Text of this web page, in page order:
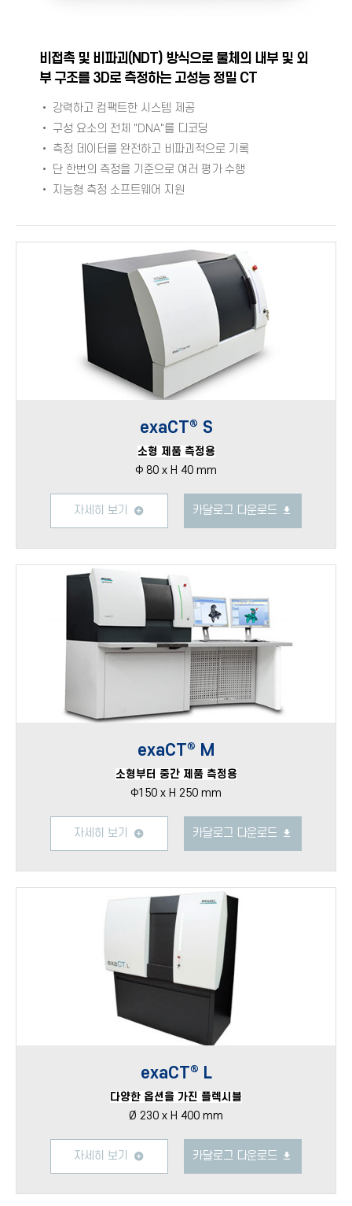
비접촉 및 비파괴(NDT) 방식으로 물체의 내부 및 외
부 구조를 3D로 측정하는 고성능 정밀 CT
• 강력하고 컴팩트한 시스템 제공
• 구성 요소의 전체 "DNA"를 디코딩
• 측정 데이터를 완전하고 비파괴적으로 기록
• 단 한번의 측정을 기준으로 여러 평가 수행
• 지능형 측정 소프트웨어 지원
exaCT® S
소형 제품 측정용
Φ 80 x H 40 mm
자세히 보기 카달로그 다운로드
exaCT® M
소형부터 중간 제품 측정용
Φ150 x H 250 mm
자세히 보기 카달로그 다운로드
exaCT® L
다양한 옵션을 가진 플렉시블
Ø 230 x H 400 mm
자세히 보기 카달로그 다운로드